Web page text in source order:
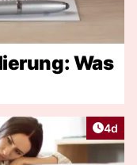
Was
4d